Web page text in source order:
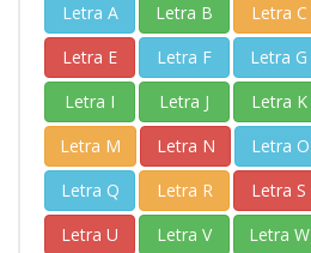
Letra A Letra B Letra C
Letra E
Letra F Letra G
Letra I
Letra J Letra K
Letra M
Letra N Letra O
Letra Q
Letra R Letra S
Letra U
Letra V Letra W